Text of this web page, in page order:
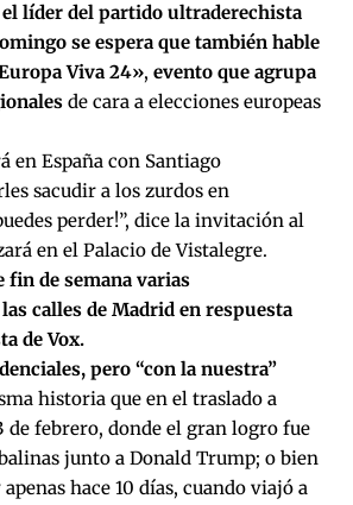
el líder del partido ultraderechista
se espera que también hable
Viva 24», evento que agrupa
de cara a elecciones europeas
en España con Santiago
sacudir a los zurdos en
perder!”, dice la invitación al
en el Palacio de Vistalegre.
fin de semana varias
calles de Madrid en respuesta
de Vox.
pero “con la nuestra”
historia que en el traslado a
de febrero, donde el gran logro fue
junto a Donald Trump; o bien
hace 10 días, cuando viajó a